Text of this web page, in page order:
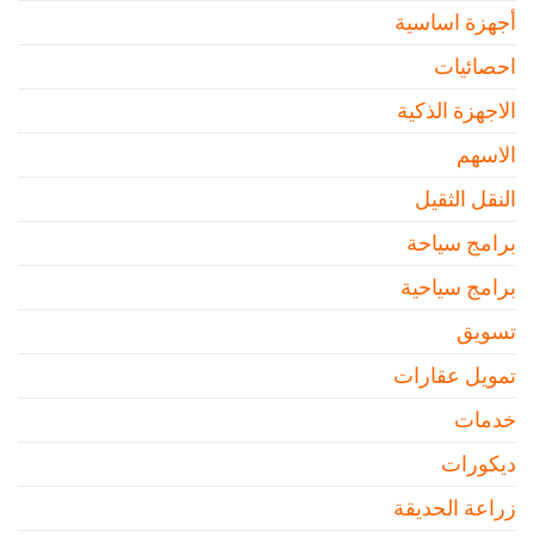
أجهزة اساسية
احصائيات
الاجهزة الذكية
الاسهم
النقل الثقيل
برامج سياحة
برامج سياحية
تسويق
تمويل عقارات
خدمات
ديكورات
زراعة الحديقة